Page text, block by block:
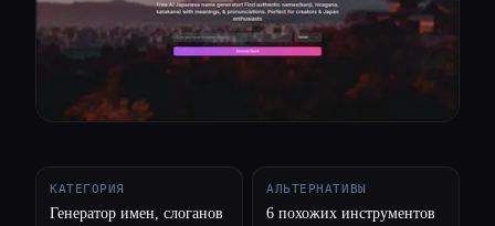
КАТЕГОРИЯ
Генератор имен, слоганов
АЛЬТЕРНАТИВЫ
6 похожих инструментов